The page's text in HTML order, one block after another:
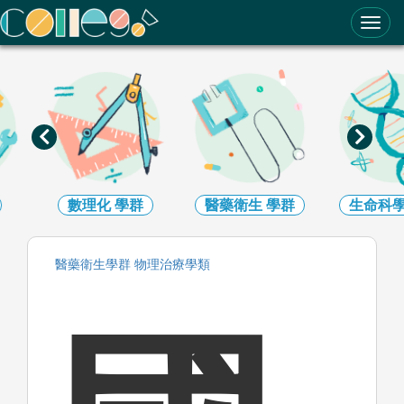
ColleGo! 大學選才與高中育才輔助系統
數理化學群 醫藥衛生學群 生命科學
醫藥衛生學群 物理治療學類